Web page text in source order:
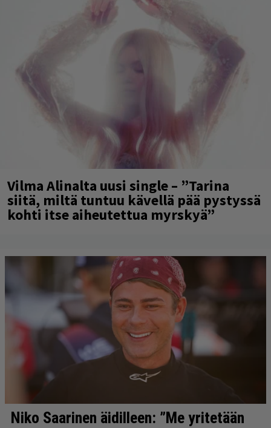
Vilma Alinalta uusi single – ”Tarina
siitä, miltä tuntuu kävellä pää pystyssä
kohti itse aiheutettua myrskyä”